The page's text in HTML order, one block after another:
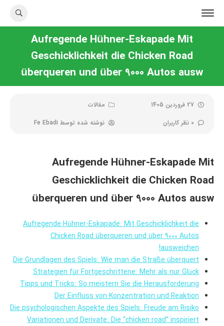
Aufregende Hühner-Eskapade Mit
Geschicklichkeit die Chicken Road
überqueren und über 9000 Autos ausw
27 فروردین 1405
مقالات
0 نظر کاربران
نوشته شده توسط Fe Ebadi
Aufregende Hühner-Eskapade Mit
Geschicklichkeit die Chicken Road
überqueren und über 9000 Autos ausw
Aufregende Hühner-Eskapade: Mit Geschicklichkeit die
Chicken Road überqueren und über 9000 Autos
ausweichen!
Die Grundlagen des Spiels: Wie man die Straße überquert
Strategien für Fortgeschrittene: Mehr als nur Glück
Tipps und Tricks: So meistern Sie die Herausforderung
Der Einfluss von Konzentration und Reaktion
Die psychologischen Aspekte des Spiels: Freude am Risiko
Variationen und Derivate: Die “chicken road” inspiriert